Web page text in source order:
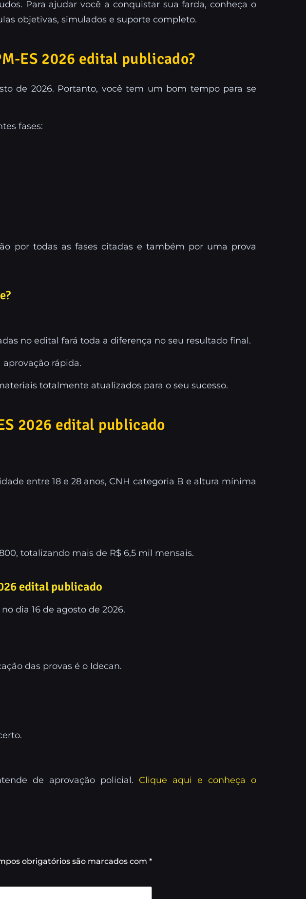
Para ajudar você a conquistar sua farda, conheça o
objetivas, simulados e suporte completo.
ES 2026 edital publicado?
de 2026. Portanto, você tem um bom tempo para se
fases:
por todas as fases citadas e também por uma prova
no edital fará toda a diferença no seu resultado final.
rápida.
totalmente atualizados para o seu sucesso.
2026 edital publicado
entre 18 e 28 anos, CNH categoria B e altura mínima
totalizando mais de R$ 6,5 mil mensais.
edital publicado
dia 16 de agosto de 2026.
das provas é o Idecan.
de aprovação policial. Clique aqui e conheça o
obrigatórios são marcados com *